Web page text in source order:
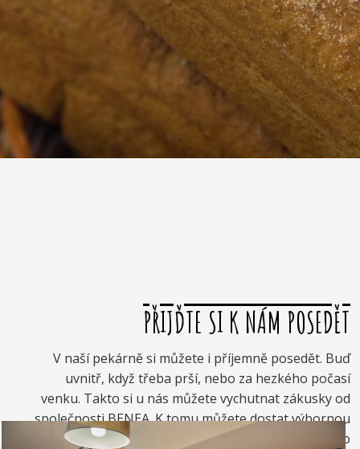
PŘIJĎTE SI K NÁM POSEDĚT
V naší pekárně si můžete i příjemně posedět. Buď
uvnitř, když třeba prší, nebo za hezkého počasí
venku. Takto si u nás můžete vychutnat zákusky od
společnosti BENEA. K tomu můžete dostat výbornou
kávou. Nebo si raději dáte zrmzlinový pohár nebo